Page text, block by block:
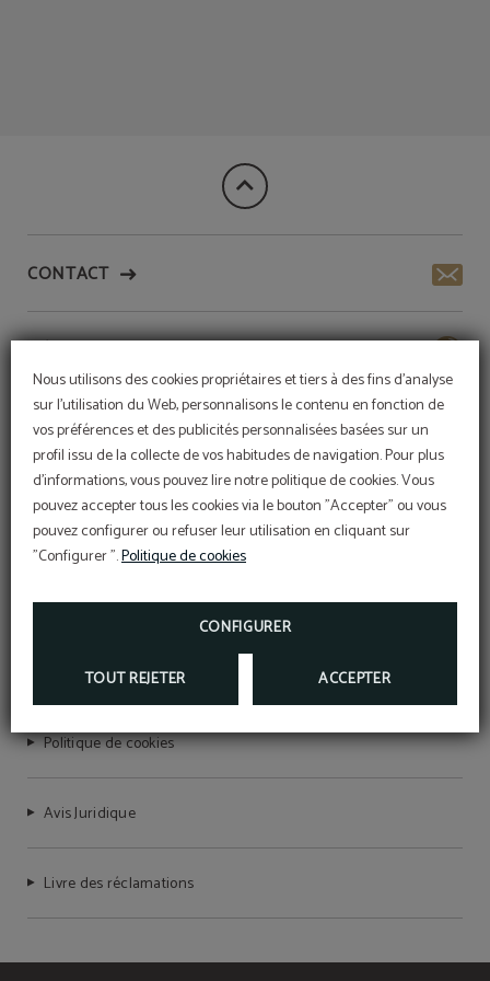
Nous utilisons des cookies propriétaires et tiers à des fins d'analyse
sur l'utilisation du Web, personnalisons le contenu en fonction de
vos préférences et des publicités personnalisées basées sur un
profil issu de la collecte de vos habitudes de navigation. Pour plus
d'informations, vous pouvez lire notre politique de cookies. Vous
pouvez accepter tous les cookies via le bouton "Accepter" ou vous
pouvez configurer ou refuser leur utilisation en cliquant sur
"Configurer ".Politique de cookies
CONFIGURER
TOUT REJETER ACCEPTER
CONTACT
SERVICES
MERAPRIME GOLD DESIGN HOTEL
Politique de confidentialité
Politique de cookies
Avis Juridique
Livre des réclamations